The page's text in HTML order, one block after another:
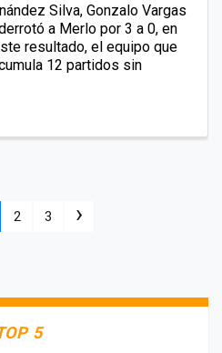
Silva, Gonzalo Vargas
a Merlo por 3 a 0, en
resultado, el equipo que
12 partidos sin
2 3 ›
5